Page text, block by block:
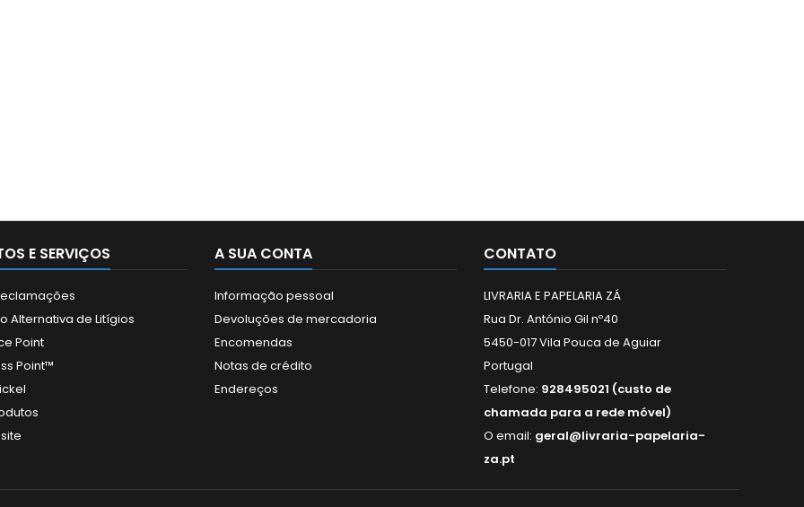
E SERVIÇOS
Alternativa de Litígios
Point
Point™
A SUA CONTA
Informação pessoal
Devoluções de mercadoria
Encomendas
Notas de crédito
Endereços
CONTATO
LIVRARIA E PAPELARIA ZÁ
Rua Dr. António Gil nº40
5450-017 Vila Pouca de Aguiar
Portugal
Telefone: 928495021 (custo de
chamada para a rede móvel)
O email: geral@livraria-papelaria-
za.pt